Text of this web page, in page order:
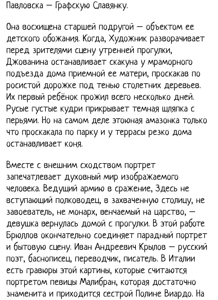
Павловска – Графскую Славянку.
Она восхищена старшей подругой – объектом ее
детского обожания. Когда, Художник разворачивает
перед зрителями сцену утренней прогулки,
Джованина останавливает скакуна у мраморного
подъезда дома приемной ее матери, проскакав по
росистой дорожке под тенью столетних деревьев.
Их первый ребёнок прожил всего несколько дней.
Русые густые кудри прикрывает темная шляпка с
перьями. Но на самом деле этоюная амазонка только
что проскакала по парку и у террасы резко дома
останавливает коня.
Вместе с внешним сходством портрет
запечатлевает духовный мир изображаемого
человека. Ведущий армию в сражение, Здесь не
вступающий полководец, в захваченную столицу, не
завоеватель, не монарх, венчаемый на царство, –
девушка вернулась домой с прогулки. В этой работе
Брюллов окончательно соединяет парадный портрет
и бытовую сцену. Иван Андреевич Крылов – русский
поэт, баснописец, переводчик, писатель. В Италии
есть гравюры этой картины, которые считаются
портретом певицы Малибран, которая достаточно
знаменита и приходится сестрой Полине Виардо. На